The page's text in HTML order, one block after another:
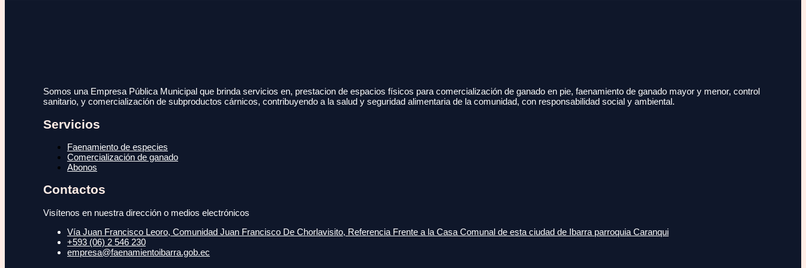
Somos una Empresa Pública Municipal que brinda servicios en, prestacion de espacios físicos para comercialización de ganado en pie, faenamiento de ganado mayor y menor, control
sanitario, y comercialización de subproductos cárnicos, contribuyendo a la salud y seguridad alimentaria de la comunidad, con responsabilidad social y ambiental.
Servicios
Faenamiento de especies
Comercialización de ganado
Abonos
Contactos
Visítenos en nuestra dirección o medios electrónicos
Vía Juan Francisco Leoro, Comunidad Juan Francisco De Chorlavisito, Referencia Frente a la Casa Comunal de esta ciudad de Ibarra parroquia Caranqui
+593 (06) 2 546 230
empresa@faenamientoibarra.gob.ec